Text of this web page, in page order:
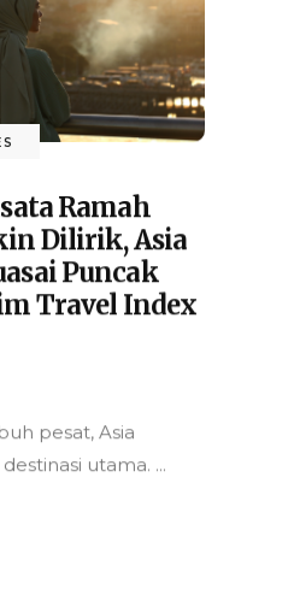
Dilirik, Asia
Puncak
Travel Index
utama.